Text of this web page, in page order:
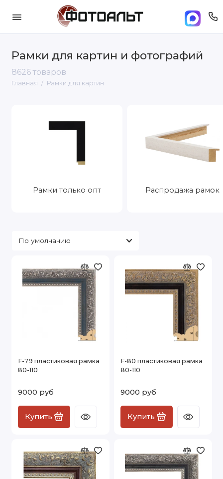
Рамки для картин и фотографий
8626 товаров
Главная Рамки для картин
Рамки только опт Распродажа рамок
F-79 пластиковая рамка
80-110
9000 руб
Купить
F-80 пластиковая рамка
80-110
9000 руб
Купить